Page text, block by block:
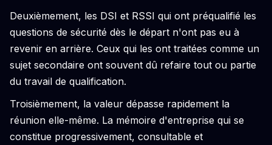
Deuxièmement, les DSI et RSSI qui ont préqualifié les
questions de sécurité dès le départ n'ont pas eu à
revenir en arrière. Ceux qui les ont traitées comme un
sujet secondaire ont souvent dû refaire tout ou partie
du travail de qualification.
Troisièmement, la valeur dépasse rapidement la
réunion elle-même. La mémoire d'entreprise qui se
constitue progressivement, consultable et